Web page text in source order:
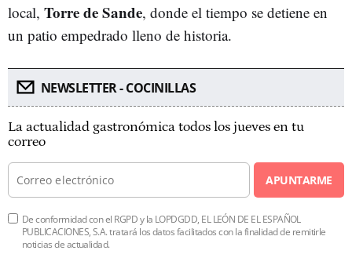
local, Torre de Sande, donde el tiempo se detiene en
un patio empedrado lleno de historia.
NEWSLETTER - COCINILLAS
La actualidad gastronómica todos los jueves en tu
correo
APUNTARME
De conformidad con el RGPD y la LOPDGDD, EL LEÓN DE EL ESPAÑOL
PUBLICACIONES, S.A. tratará los datos facilitados con la finalidad de remitirle
noticias de actualidad.